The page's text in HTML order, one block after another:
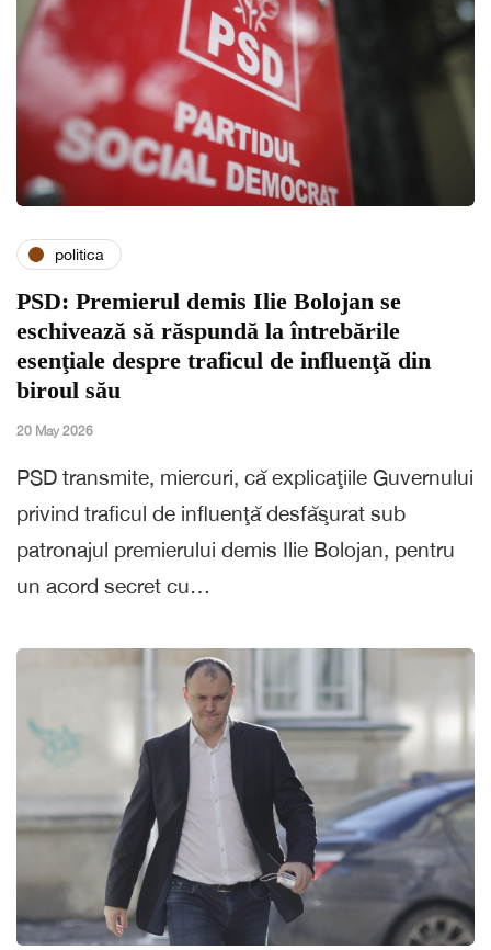
politica
PSD: Premierul demis Ilie Bolojan se
eschivează să răspundă la întrebările
esenţiale despre traficul de influenţă din
biroul său
20 May 2026
PSD transmite, miercuri, că explicaţiile Guvernului
privind traficul de influenţă desfăşurat sub
patronajul premierului demis Ilie Bolojan, pentru
un acord secret cu…